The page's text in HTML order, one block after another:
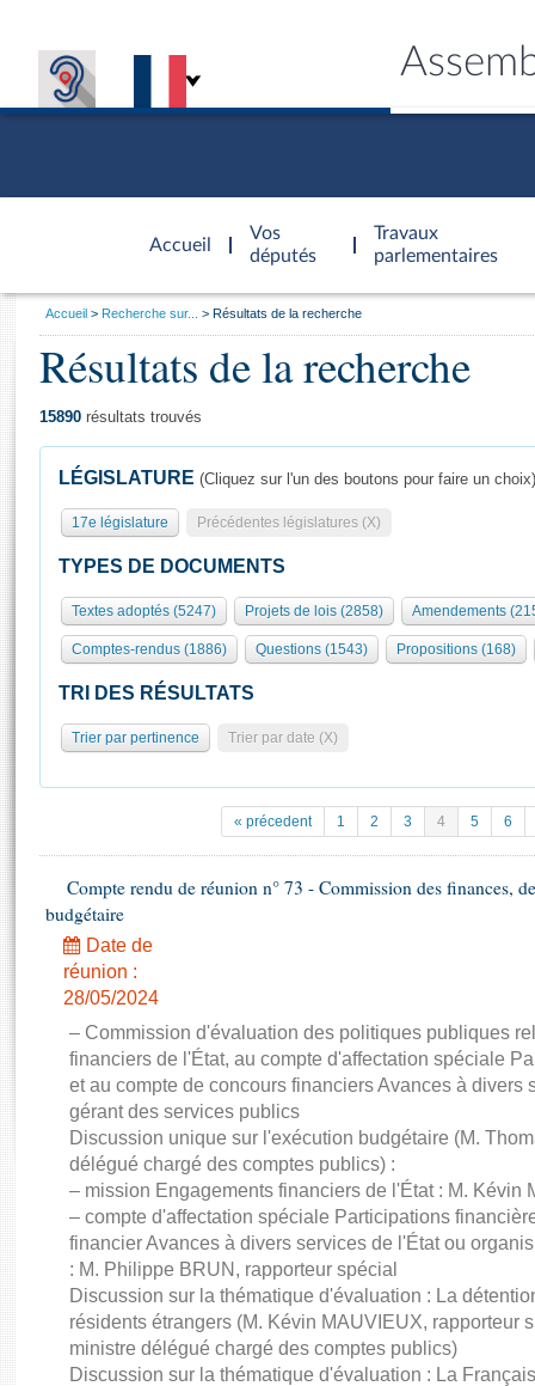
Accueil
d'accueil
Vos
députés
Travaux
parlementaires
Présidence
577 députés
Groupes politiques
Séance publique
Commissions et autres organes
Europe et International
Pétitions
Projets de loi
Propositions de loi
Amendements
Textes adoptés
Rapports d'information
Rapports d'enquête
Rapports législatifs
Rapports sur l'application des lois
Baromètre de l’application des lois
Dossiers législatifs
Budget et sécurité sociale
Questions écrites et orales
Comptes rendus des débats
Général
Rôle et pouvoirs de l'Assemblée
Organisation de l'Assemblée
Présidence Conférence des Présidents Bureau Collège des
Statistiques et chiffres clés
Documents de référence
( Constitution | Règlement de l'Assemblée ... )
Histoire
Juniors
Anciennes législatures
Liens vers les sites publics
Visiter l'Assemblée
Visite virtuelle du palais Bourbon
Assister à une séance
Contacts et plan d'accès
Photos libres de droit
Vous
Accueil Recherche sur... Résultats de la recherche
Résultats de la recherche
15890 résultats trouvés
LÉGISLATURE (Cliquez sur l'un des boutons pour faire un choix)
17e législature Précédentes législatures (X)
TYPES DE DOCUMENTS
Textes adoptés (5247) Projets de lois (2858) Amendements
Comptes-rendus (1886) Questions (1543) Propositions (168)
TRI DES RÉSULTATS
Trier par pertinence Trier par date (X)
« précedent 1 2 3 4 5 6
Compte rendu de réunion n° 73 - Commission des finances,
budgétaire
Date de
réunion :
28/05/2024
– Commission d'évaluation des politiques publiques
financiers de l'État, au compte d'affectation spéciale
et au compte de concours financiers Avances à divers
gérant des services publics
Discussion unique sur l'exécution budgétaire (M.
délégué chargé des comptes publics) :
– mission Engagements financiers de l'État : M. Kévin
– compte d'affectation spéciale Participations
financier Avances à divers services de l'État ou
: M. Philippe BRUN, rapporteur spécial
Discussion sur la thématique d'évaluation : La
résidents étrangers (M. Kévin MAUVIEUX, rapporteur
ministre délégué chargé des comptes publics)
Discussion sur la thématique d'évaluation : La